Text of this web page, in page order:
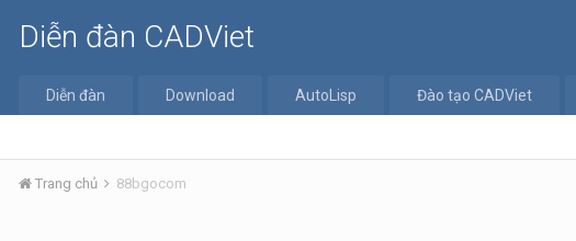
Diễn đàn CADViet
Diễn đàn Download AutoLisp Đào tạo CADViet
Trang chủ 88bgocom